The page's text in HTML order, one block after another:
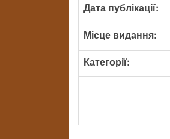
Дата публікації:
Місце видання:
Категорії: